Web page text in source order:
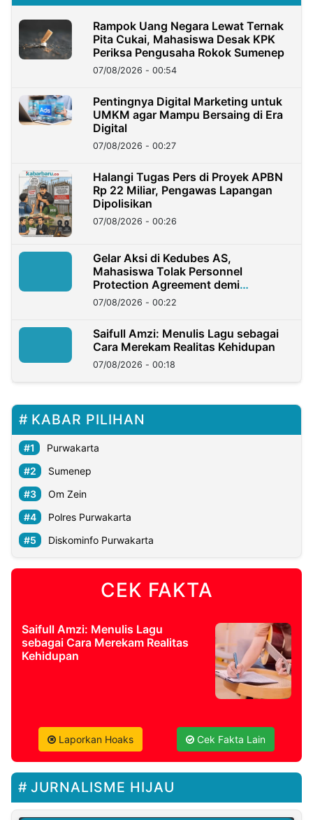
Rampok Uang Negara Lewat Ternak
Pita Cukai, Mahasiswa Desak KPK
Periksa Pengusaha Rokok Sumenep
07/08/2026 - 00:54
Pentingnya Digital Marketing untuk
UMKM agar Mampu Bersaing di Era
Digital
07/08/2026 - 00:27
Halangi Tugas Pers di Proyek APBN
Rp 22 Miliar, Pengawas Lapangan
Dipolisikan
07/08/2026 - 00:26
Gelar Aksi di Kedubes AS,
Mahasiswa Tolak Personnel
Protection Agreement demi
Kedaulatan Negara
07/08/2026 - 00:22
Saifull Amzi: Menulis Lagu sebagai
Cara Merekam Realitas Kehidupan
07/08/2026 - 00:18
KABAR PILIHAN
Purwakarta
Sumenep
Om Zein
Polres Purwakarta
Diskominfo Purwakarta
CEK FAKTA
Saifull Amzi: Menulis Lagu
sebagai Cara Merekam Realitas
Kehidupan
Laporkan Hoaks Cek Fakta Lain
JURNALISME HIJAU